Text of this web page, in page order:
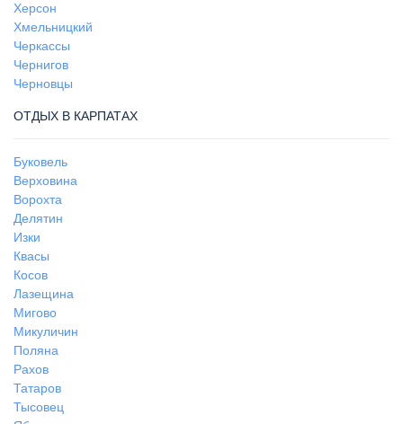
Херсон
Хмельницкий
Черкассы
Чернигов
Черновцы
ОТДЫХ В КАРПАТАХ
Буковель
Верховина
Ворохта
Делятин
Изки
Квасы
Косов
Лазещина
Мигово
Микуличин
Поляна
Рахов
Татаров
Тысовец